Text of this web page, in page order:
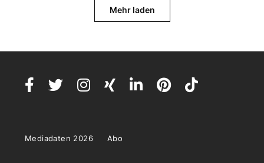
Mehr laden
Mediadaten 2026 Abo